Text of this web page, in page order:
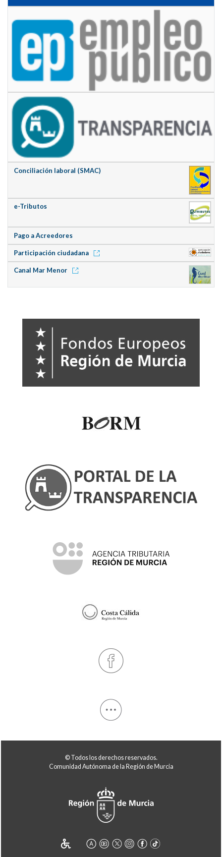
Conciliación laboral (SMAC)
e-Tributos
Pago a Acreedores
Participación ciudadana
Canal Mar Menor
© Todos los derechos reservados.
Comunidad Autónoma de la Región de Murcia